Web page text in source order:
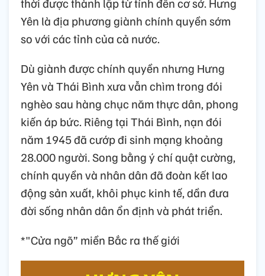
Yên là địa phương giành chính quyền sớm
so với các tỉnh của cả nước.
Dù giành được chính quyền nhưng Hưng
Yên và Thái Bình xưa vẫn chìm trong đói
nghèo sau hàng chục năm thực dân, phong
kiến áp bức. Riêng tại Thái Bình, nạn đói
năm 1945 đã cướp đi sinh mạng khoảng
28.000 người. Song bằng ý chí quật cường,
chính quyền và nhân dân đã đoàn kết lao
động sản xuất, khôi phục kinh tế, dần đưa
đời sống nhân dân ổn định và phát triển.
*"Cửa ngõ” miền Bắc ra thế giới